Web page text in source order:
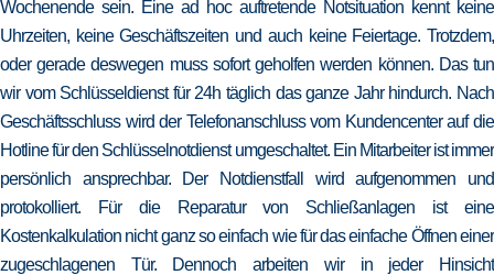
Wochenende sein. Eine ad hoc auftretende Notsituation kennt keine
Uhrzeiten, keine Geschäftszeiten und auch keine Feiertage. Trotzdem,
oder gerade deswegen muss sofort geholfen werden können. Das tun
wir vom Schlüsseldienst für 24h täglich das ganze Jahr hindurch. Nach
Geschäftsschluss wird der Telefonanschluss vom Kundencenter auf die
Hotline für den Schlüsselnotdienst umgeschaltet. Ein Mitarbeiter ist immer
persönlich ansprechbar. Der Notdienstfall wird aufgenommen und
protokolliert. Für die Reparatur von Schließanlagen ist eine
Kostenkalkulation nicht ganz so einfach wie für das einfache Öffnen einer
zugeschlagenen Tür. Dennoch arbeiten wir in jeder Hinsicht